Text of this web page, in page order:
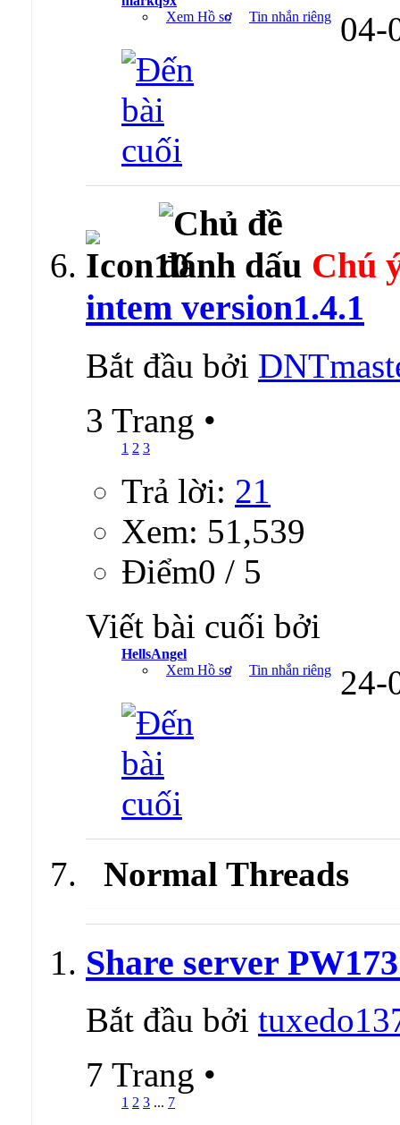
Xem Hồ sơ
Tin nhắn riêng 04-
Chú
intem version1.4.1
Bắt đầu bởi
3 Trang •
1 2 3
Trả lời: 21
Xem: 51,539
Ðiểm0 / 5
Viết bài cuối bởi
HellsAngel
Xem Hồ sơ
Tin nhắn riêng 24-
Normal Threads
Share server
Bắt đầu bởi
7 Trang •
1 2 3 ... 7